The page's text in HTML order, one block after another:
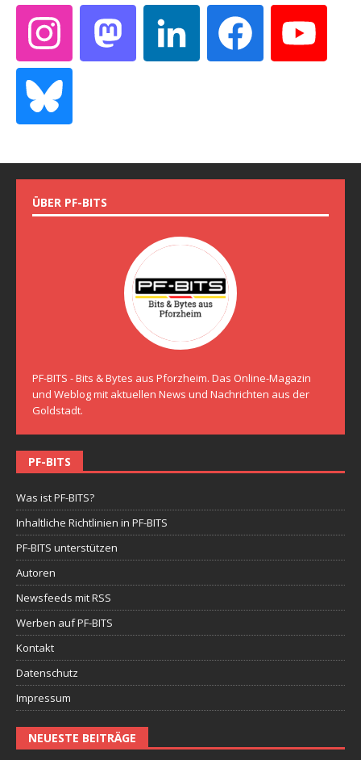
ÜBER PF-BITS
PF-BITS - Bits & Bytes aus Pforzheim. Das Online-Magazin
und Weblog mit aktuellen News und Nachrichten aus der
Goldstadt.
PF-BITS
Was ist PF-BITS?
Inhaltliche Richtlinien in PF-BITS
PF-BITS unterstützen
Autoren
Newsfeeds mit RSS
Werben auf PF-BITS
Kontakt
Datenschutz
Impressum
NEUESTE BEITRÄGE